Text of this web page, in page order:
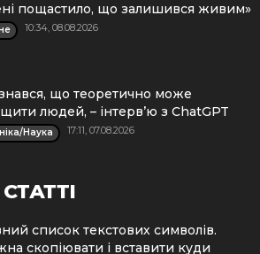
пощастило, що залишився живим»
10:34, 08.08.2026
що теоретично може
людей, – інтерв’ю з ChatGPT
Наука 17:11, 07.08.2026
список текстових символів.
скопіювати і вставити куди